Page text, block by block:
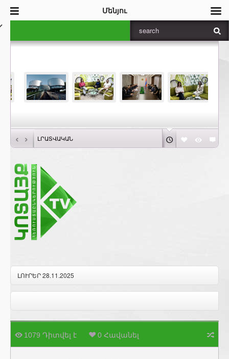
‹ › ԼՐԱՏՎԱԿԱՆ
ԼՈՒՐԵՐ 28.11.2025
1079 Դիտվել է 0 Հավանել
Մենյու